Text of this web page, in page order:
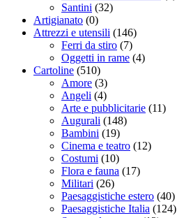
Santini (32)
Artigianato (0)
Attrezzi e utensili (146)
Ferri da stiro (7)
Oggetti in rame (4)
Cartoline (510)
Amore (3)
Angeli (4)
Arte e pubblicitarie (11)
Augurali (148)
Bambini (19)
Cinema e teatro (12)
Costumi (10)
Flora e fauna (17)
Militari (26)
Paesaggistiche estero (40)
Paesaggistiche Italia (124)